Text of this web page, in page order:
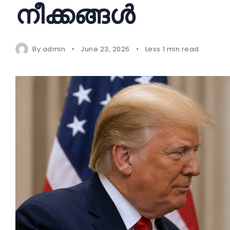
നീക്കങ്ങൾ
By admin June 23, 2026 Less 1 min read